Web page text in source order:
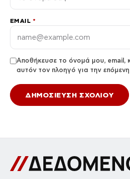
EMAIL *
Αποθήκευσε το όνομά μου, email,
αυτόν τον πλοηγό για την